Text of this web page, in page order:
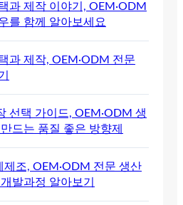
과 제작 이야기, OEM·ODM
를 함께 알아보세요
과 제작, OEM·ODM 전문
선택 가이드, OEM·ODM 생
드는 품질 좋은 방향제
제조, OEM·ODM 전문 생산
발과정 알아보기